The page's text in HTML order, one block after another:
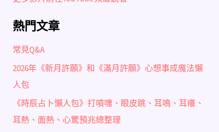
熱門文章
常見Q&A
2026年《新月許願》和《滿月許願》心想事成魔法懶
人包
《時辰占卜懶人包》打噴嚏、眼皮跳、耳鳴、耳癢、
耳熱、面熱、心驚預兆總整理